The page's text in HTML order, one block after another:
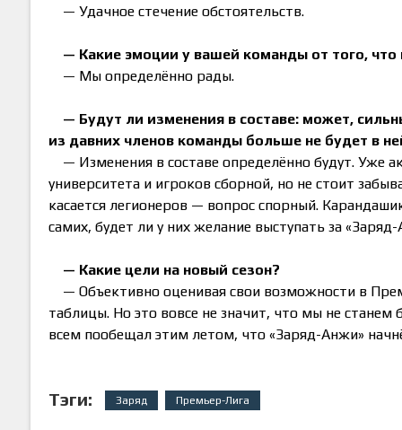
— Удачное стечение обстоятельств.
— Какие эмоции у вашей команды от того, что
— Мы определённо рады.
— Будут ли изменения в составе: может,
из давних членов команды больше не будет в
— Изменения в составе определённо будут. Уже
университета и игроков сборной, но не стоит
касается легионеров — вопрос спорный.
самих, будет ли у них желание выступать за
— Какие цели на новый сезон?
— Объективно оценивая свои возможности в
таблицы. Но это вовсе не значит, что мы не
всем пообещал этим летом, что «Заряд-Анжи»
Тэги: Заряд Премьер-Лига